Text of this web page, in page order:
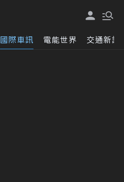
國際車訊 電能世界 交通新訊